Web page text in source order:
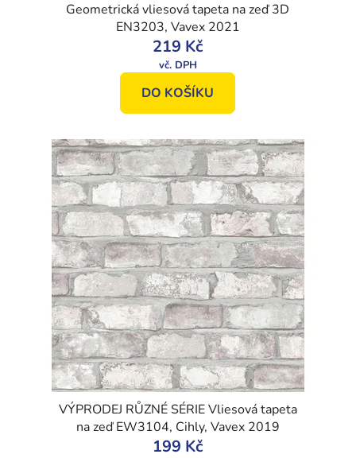
Geometrická vliesová tapeta na zeď 3D
EN3203, Vavex 2021
219 Kč
DO KOŠÍKU
VÝPRODEJ RŮZNÉ SÉRIE Vliesová tapeta
na zeď EW3104, Cihly, Vavex 2019
199 Kč